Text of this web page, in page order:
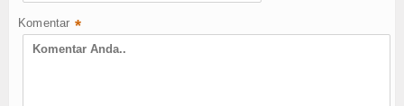
Komentar *